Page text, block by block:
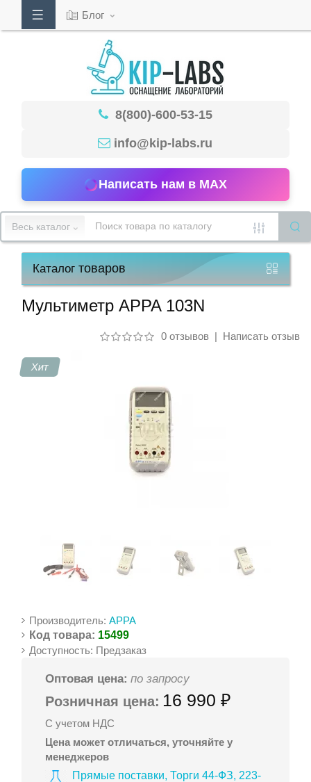
53-
15
работы
Блог
8(800)-600-53-15
info@kip-labs.ru
Написать нам в MAX
Весь каталог
Каталогтоваров
Мультиметр APPA 103N
0 отзывов| Написать отзыв
Хит
Производитель:APPA
Код товара: 15499
Доступность: Предзаказ
Оптовая цена: по запросу
Розничная цена: 16 990 ₽
С учетом НДС
Цена может отличаться, уточняйте у
менеджеров
Прямые поставки, Торги 44-ФЗ, 223-